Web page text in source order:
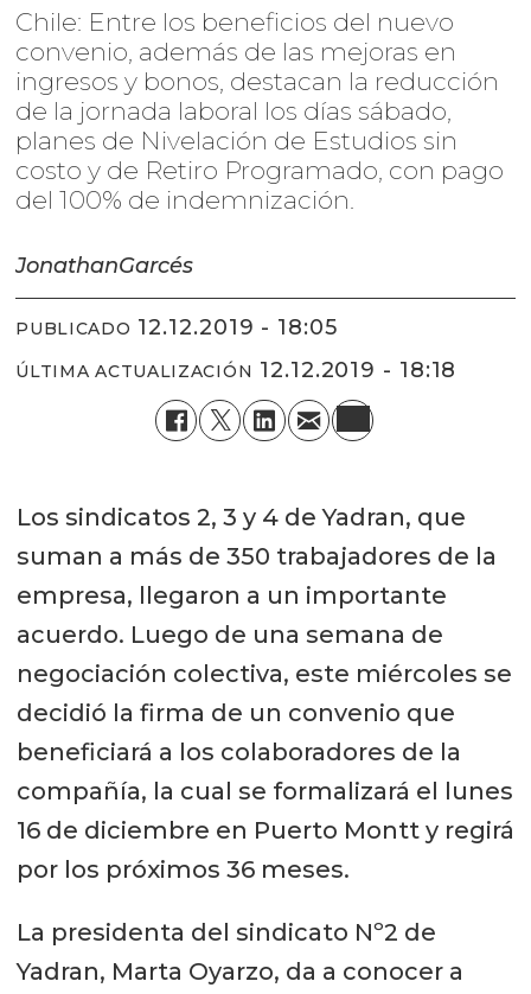
Chile: Entre los beneficios del nuevo
convenio, además de las mejoras en
ingresos y bonos, destacan la reducción
de la jornada laboral los días sábado,
planes de Nivelación de Estudios sin
costo y de Retiro Programado, con pago
del 100% de indemnización.
JonathanGarcés
PUBLICADO 12.12.2019 - 18:05
ÚLTIMA ACTUALIZACIÓN 12.12.2019 - 18:18
Los sindicatos 2, 3 y 4 de Yadran, que
suman a más de 350 trabajadores de la
empresa, llegaron a un importante
acuerdo. Luego de una semana de
negociación colectiva, este miércoles se
decidió la firma de un convenio que
beneficiará a los colaboradores de la
compañía, la cual se formalizará el lunes
16 de diciembre en Puerto Montt y regirá
por los próximos 36 meses.
La presidenta del sindicato Nº2 de
Yadran, Marta Oyarzo, da a conocer a